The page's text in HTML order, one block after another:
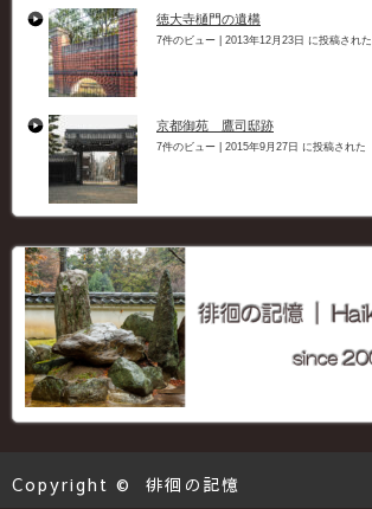
徳大寺樋門の遺構
7件のビュー 2013年12月23日 に投稿された
京都御苑 鷹司邸跡
7件のビュー 2015年9月27日 に投稿された
Copyright © 徘徊の記憶